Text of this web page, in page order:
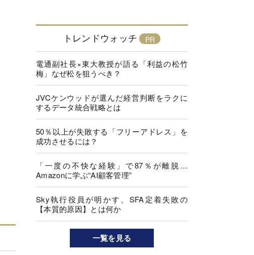
トレンドウォッチ
電通副社長×東大教授が語る「利益の松竹
梅」なぜ松を狙うべき？
JVCケンウッドが選んだ経営判断をラクに
するデータ統合戦略とは
50％以上が失敗する「フリーアドレス」を
成功させるには？
「一度の不快な経験」で87％が離脱…
Amazonに学ぶ“AI顧客管理”
Sky執行役員が明かす、SFA定着失敗の
【本質的原因】とは何か
一覧を見る